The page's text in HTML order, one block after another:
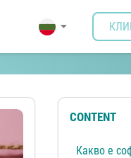
CONTENT
Какво е